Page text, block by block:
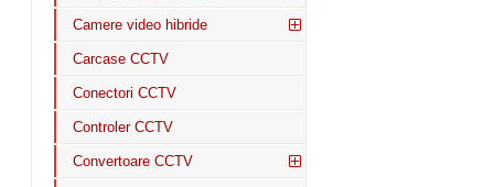
Camere video hibride
Carcase CCTV
Conectori CCTV
Controler CCTV
Convertoare CCTV